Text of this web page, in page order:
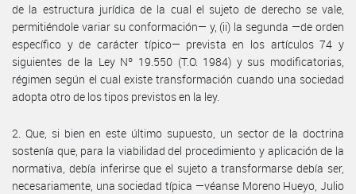
de la estructura jurídica de la cual el sujeto de derecho se vale,
permitiéndole variar su conformación— y, (ii) la segunda —de orden
específico y de carácter típico— prevista en los artículos 74 y
siguientes de la Ley Nº 19.550 (T.O. 1984) y sus modificatorias,
régimen según el cual existe transformación cuando una sociedad
adopta otro de los tipos previstos en la ley.
2. Que, si bien en este último supuesto, un sector de la doctrina
sostenía que, para la viabilidad del procedimiento y aplicación de la
normativa, debía inferirse que el sujeto a transformarse debía ser,
necesariamente, una sociedad típica —véanse Moreno Hueyo, Julio